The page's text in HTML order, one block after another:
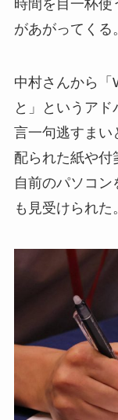
時間を目一杯使
があがってくる。
中村さんから「
と」というア
言一句逃すまい
配られた紙や付
自前のパソコ
も見受けられた。